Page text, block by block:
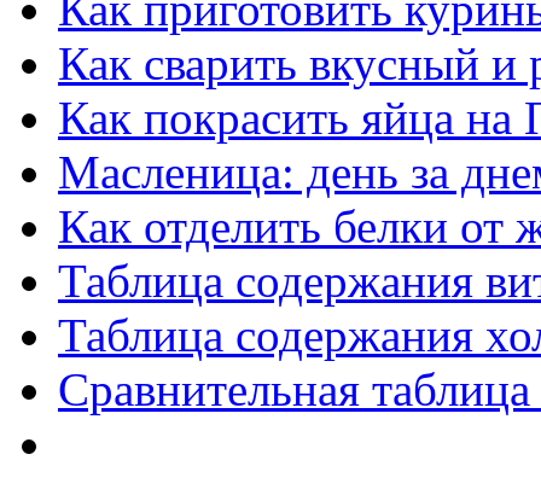
Как сварить вкусный и
Как покрасить яйца на
Масленица: день за
Как отделить белки от
Таблица содержания
Таблица содержания
Сравнительная